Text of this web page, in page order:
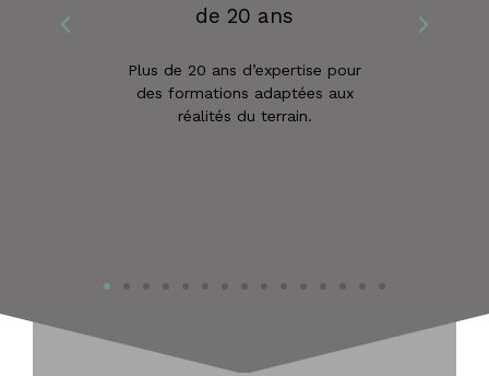
de 20 ans
Plus de 20 ans d’expertise pour
des formations adaptées aux
réalités du terrain.